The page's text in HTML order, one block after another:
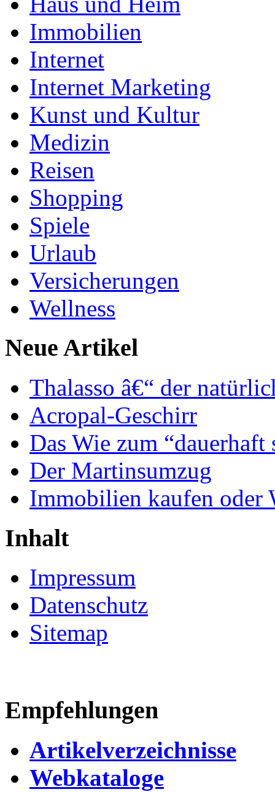
Immobilien
Internet
Internet Marketing
Kunst und Kultur
Medizin
Reisen
Shopping
Spiele
Urlaub
Versicherungen
Wellness
Neue Artikel
Thalasso â€“ der
Acropal-Geschirr
Das Wie zum
Der Martinsumzug
Immobilien kaufen oder
Inhalt
Impressum
Datenschutz
Sitemap
Empfehlungen
Artikelverzeichnisse
Webkataloge